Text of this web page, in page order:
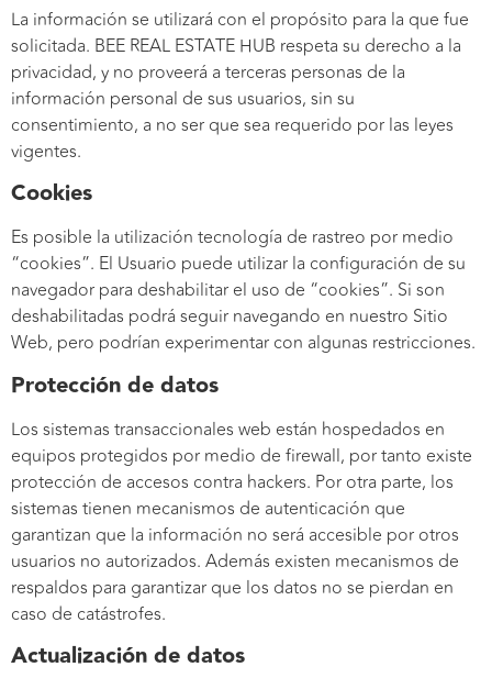
La información se utilizará con el propósito para la que fue
solicitada. BEE REAL ESTATE HUB respeta su derecho a la
privacidad, y no proveerá a terceras personas de la
información personal de sus usuarios, sin su
consentimiento, a no ser que sea requerido por las leyes
vigentes.
Cookies
Es posible la utilización tecnología de rastreo por medio
“cookies”. El Usuario puede utilizar la configuración de su
navegador para deshabilitar el uso de “cookies”. Si son
deshabilitadas podrá seguir navegando en nuestro Sitio
Web, pero podrían experimentar con algunas restricciones.
Protección de datos
Los sistemas transaccionales web están hospedados en
equipos protegidos por medio de firewall, por tanto existe
protección de accesos contra hackers. Por otra parte, los
sistemas tienen mecanismos de autenticación que
garantizan que la información no será accesible por otros
usuarios no autorizados. Además existen mecanismos de
respaldos para garantizar que los datos no se pierdan en
caso de catástrofes.
Actualización de datos